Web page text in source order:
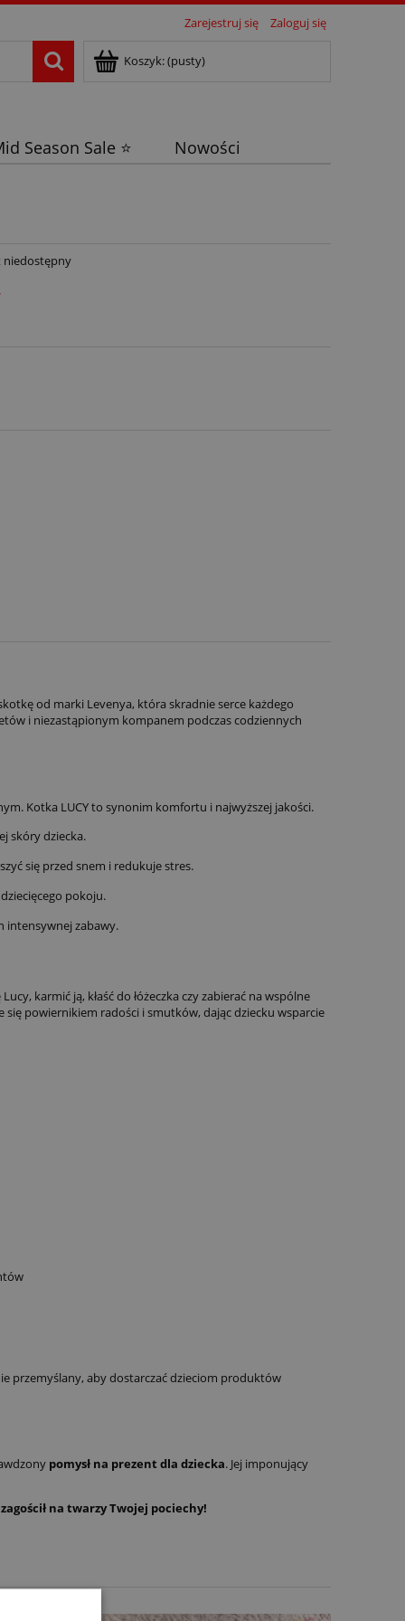
Zarejestruj się Zaloguj się
Koszyk:(pusty)
Season Sale ⭐ Nowości
niedostępny
od marki Levenya, która skradnie serce każdego
i niezastąpionym kompanem podczas codziennych
Kotka LUCY to synonim komfortu i najwyższej jakości.
skóry dziecka.
się przed snem i redukuje stres.
pokoju.
intensywnej zabawy.
karmić ją, kłaść do łóżeczka czy zabierać na wspólne
powiernikiem radości i smutków, dając dziecku wsparcie
przemyślany, aby dostarczać dzieciom produktów
pomysł na prezent dla dziecka. Jej imponujący
na twarzy Twojej pociechy!